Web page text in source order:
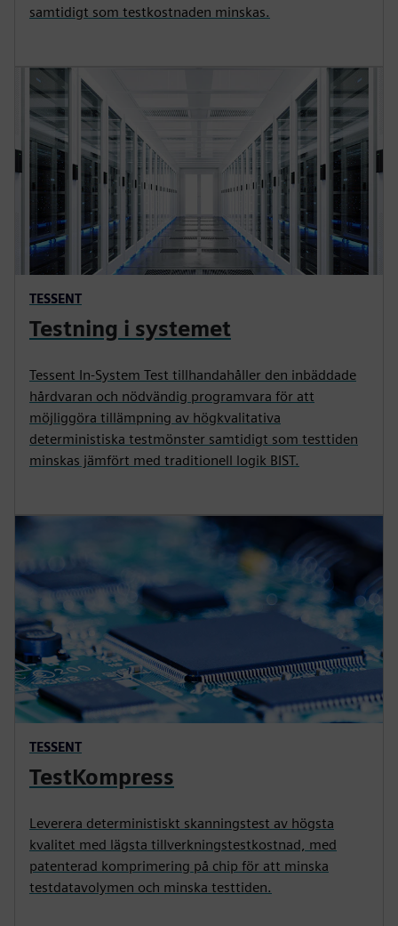
samtidigt som testkostnaden minskas.
TESSENT
Testning i systemet
Tessent In-System Test tillhandahåller den inbäddade
hårdvaran och nödvändig programvara för att
möjliggöra tillämpning av högkvalitativa
deterministiska testmönster samtidigt som testtiden
minskas jämfört med traditionell logik BIST.
TESSENT
TestKompress
Leverera deterministiskt skanningstest av högsta
kvalitet med lägsta tillverkningstestkostnad, med
patenterad komprimering på chip för att minska
testdatavolymen och minska testtiden.